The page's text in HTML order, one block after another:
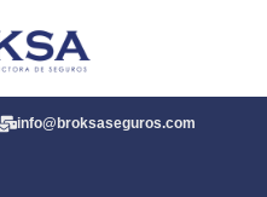
info@broksaseguros.com